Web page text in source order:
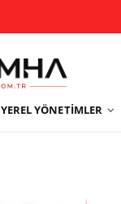
YEREL YÖNETIMLER